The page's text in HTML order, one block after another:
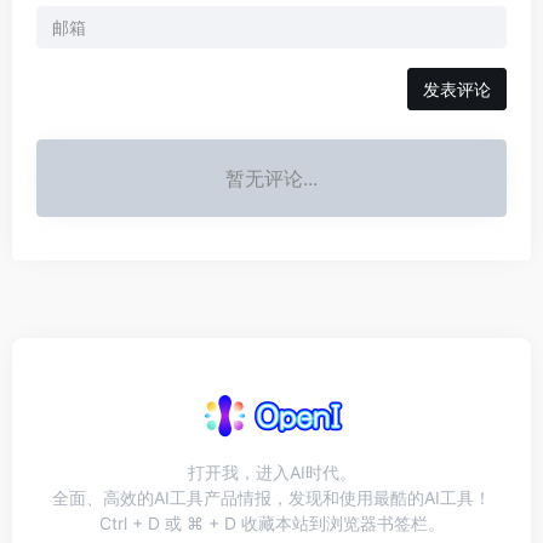
发表评论
暂无评论...
打开我，进入AI时代。
全面、高效的AI工具产品情报，发现和使用最酷的AI工具！
Ctrl + D 或 ⌘ + D 收藏本站到浏览器书签栏。